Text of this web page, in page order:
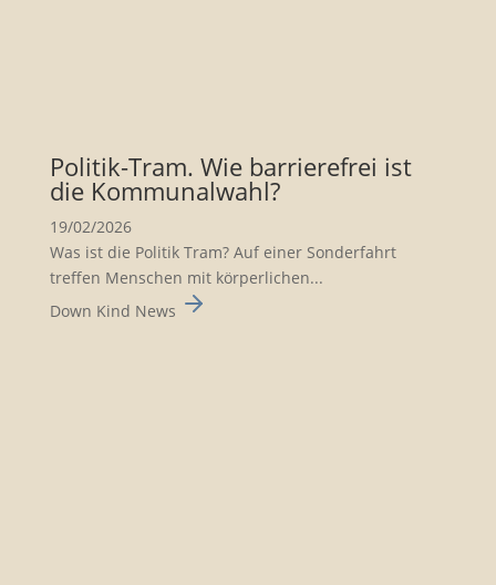
Politik-Tram. Wie barrie­re­frei ist
die Kommu­nal­wahl?
19/02/2026
Was ist die Politik Tram? Auf einer Sonderfahrt
treffen Menschen mit körperlichen...
Down Kind News